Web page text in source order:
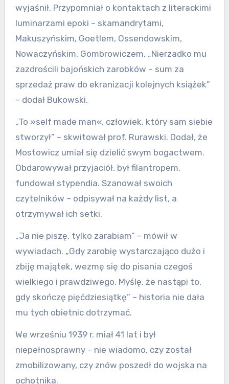
wyjaśnił. Przypomniał o kontaktach z literackimi
luminarzami epoki – skamandrytami,
Makuszyńskim, Goetlem, Ossendowskim,
Nowaczyńskim, Gombrowiczem. „Nierzadko mu
zazdrościli bajońskich zarobków – sum za
sprzedaż praw do ekranizacji kolejnych książek”
– dodał Bukowski.
„To »self made man«, człowiek, który sam siebie
stworzył” – skwitował prof. Rurawski. Dodał, że
Mostowicz umiał się dzielić swym bogactwem.
Obdarowywał przyjaciół, był filantropem,
fundował stypendia. Szanował swoich
czytelników – odpisywał na każdy list, a
otrzymywał ich setki.
„Ja nie piszę, tylko zarabiam” – mówił w
wywiadach. „Gdy zarobię wystarczająco dużo i
zbiję majątek, wezmę się do pisania czegoś
wielkiego i prawdziwego. Myślę, że nastąpi to,
gdy skończę pięćdziesiątkę” – historia nie dała
mu tych obietnic dotrzymać.
We wrześniu 1939 r. miał 41 lat i był
niepełnosprawny – nie wiadomo, czy został
zmobilizowany, czy znów poszedł do wojska na
ochotnika.